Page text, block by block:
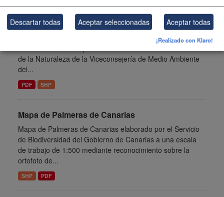
Modelos de combustible forestales de Canarias
Información sobre modelos de combustible forestales de
Canarias elaborada por la Dirección General de Protección
de la Naturaleza de la Viceconsejería de Medio Ambiente
del...
PDF SHP
Mapa de Palmeras de Canarias
Mapa de Palmeras de Canarias elaborado por el Servicio
de Biodiversidad del Gobierno de Canarias a una escala
de trabajo de 1:500 mediante reconocimiento sobre la
ortofoto de...
SHP PDF
Descartar todas Aceptar seleccionadas Aceptar todas
¡Realizado con Klaro!